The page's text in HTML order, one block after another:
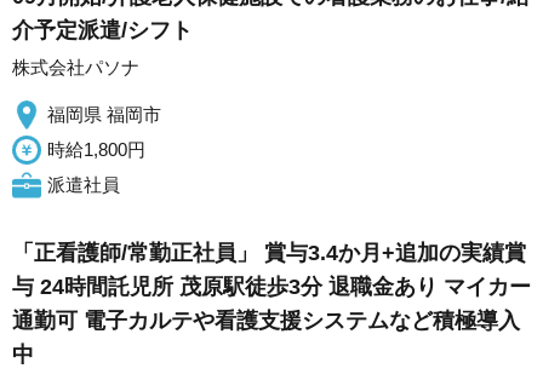
介予定派遣/シフト
株式会社パソナ
福岡県 福岡市
時給1,800円
派遣社員
「正看護師/常勤正社員」 賞与3.4か月+追加の実績賞
与 24時間託児所 茂原駅徒歩3分 退職金あり マイカー
通勤可 電子カルテや看護支援システムなど積極導入
中